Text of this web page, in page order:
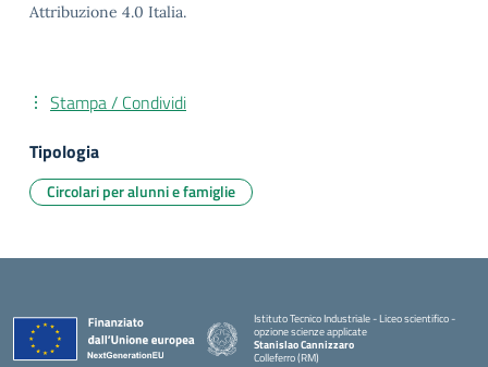
Attribuzione 4.0 Italia.
Stampa / Condividi
Tipologia
Circolari per alunni e famiglie
Istituto Tecnico Industriale - Liceo scientifico -
opzione scienze applicate
Stanislao Cannizzaro
Colleferro (RM)